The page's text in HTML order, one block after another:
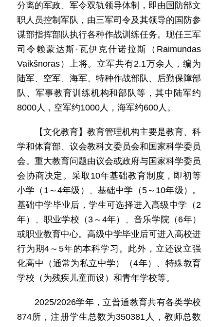
分离的军政、军令双轨领导体制，即由国防部文
职人员控制军队，由三军司令及其领导的国防参
谋部指挥部队执行各种作战训练任务。现任三军
司令赖蒙达斯·瓦伊克什诺拉斯（Raimundas
Vaikšnoras）上将。立军共有2.1万余人，编为
陆军、空军、海军、特种作战部队、后勤保障部
队、军事教育训练机构和部队等，其中陆军约
8000人，空军约1000人，海军约600人。
【文化教育】教育管理机构主要是教育、科
学和体育部、议会教科文委员会和国家科学委员
会。重大教育问题由议会或政府与国家科学委员
会协商决定。采取10年基础教育制度，即初等
小学（1～4年级）、基础中学（5～10年级）。
基础中学毕业后，学生可选择进入高级中学（2
年）、职业学校（3～4年）、音乐学院（6年）
或职业教育中心。高级中学毕业后可进入高校进
行为期4～5年的本科学习。此外，立还设立强
化高中（通常为私立中学）（4年）、特殊教育
学校（为残疾儿童而设）和青年学校等。
2025/2026学年，立普通教育共有各类学校
874所，注册学生总数为350381人，教师总数